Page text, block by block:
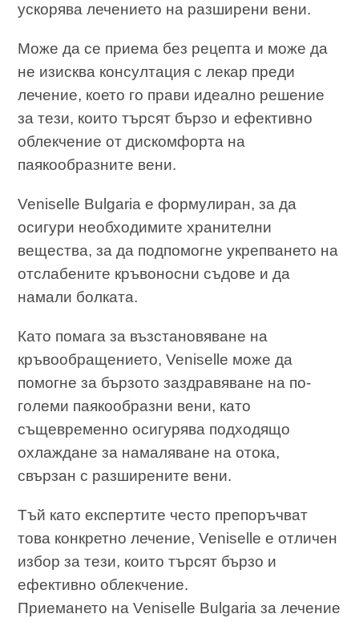
ускорява лечението на разширени вени.
Може да се приема без рецепта и може да
не изисква консултация с лекар преди
лечение, което го прави идеално решение
за тези, които търсят бързо и ефективно
облекчение от дискомфорта на
паякообразните вени.
Veniselle Bulgaria е формулиран, за да
осигури необходимите хранителни
вещества, за да подпомогне укрепването на
отслабените кръвоносни съдове и да
намали болката.
Като помага за възстановяване на
кръвообращението, Veniselle може да
помогне за бързото заздравяване на по-
големи паякообразни вени, като
същевременно осигурява подходящо
охлаждане за намаляване на отока,
свързан с разширените вени.
Тъй като експертите често препоръчват
това конкретно лечение, Veniselle е отличен
избор за тези, които търсят бързо и
ефективно облекчение.
Приемането на Veniselle Bulgaria за лечение